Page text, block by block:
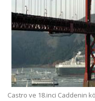
Castro ve 18.inci Caddenin